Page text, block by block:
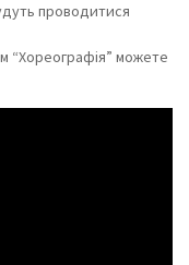
проводитися
“Хореографія” можете